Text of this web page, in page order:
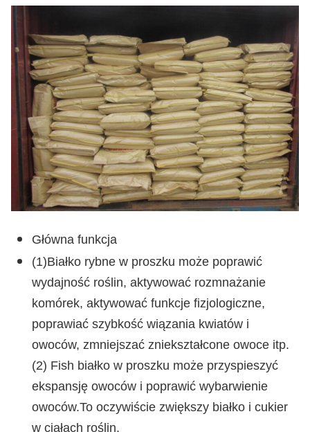
Główna funkcja
(1)Białko rybne w proszku może poprawić
wydajność roślin, aktywować rozmnażanie
komórek, aktywować funkcje fizjologiczne,
poprawiać szybkość wiązania kwiatów i
owoców, zmniejszać zniekształcone owoce itp.
(2) Fish białko w proszku może przyspieszyć
ekspansję owoców i poprawić wybarwienie
owoców.To oczywiście zwiększy białko i cukier
w ciałach roślin.